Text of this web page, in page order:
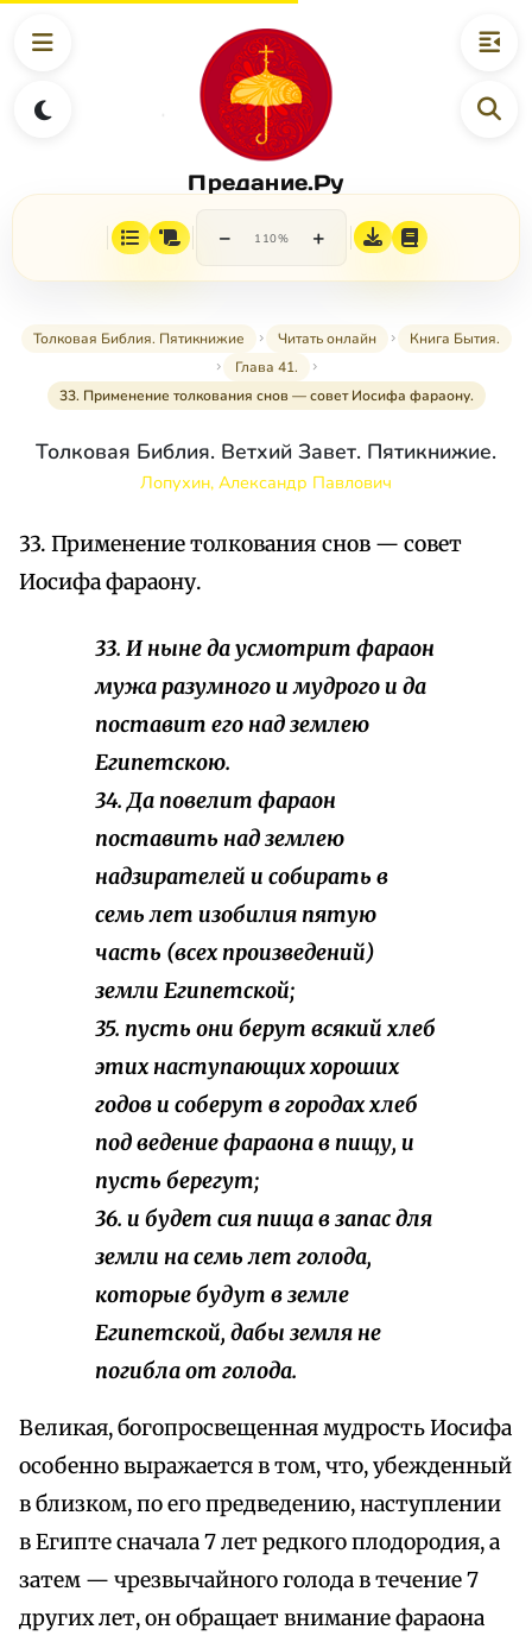
Предание.Ру
− 110% +
Толковая Библия. Пятикнижие Читать онлайн
Книга Бытия.
Глава 41.
33. Применение толкования снов — совет Иосифа фараону.
Толковая Библия. Ветхий Завет. Пятикнижие.
Лопухин, Александр Павлович
33. Применение толкования снов — совет
Иосифа фараону.
33. И ныне да усмотрит фараон
мужа разумного и мудрого и да
поставит его над землею
Египетскою.
34. Да повелит фараон
поставить над землею
надзирателей и собирать в
семь лет изобилия пятую
часть (всех произведений)
земли Египетской;
35. пусть они берут всякий хлеб
этих наступающих хороших
годов и соберут в городах хлеб
под ведение фараона в пищу, и
пусть берегут;
36. и будет сия пища в запас для
земли на семь лет голода,
которые будут в земле
Египетской, дабы земля не
погибла от голода.
Великая, богопросвещенная мудрость Иосифа
особенно выражается в том, что, убежденный
в близком, по его предведению, наступлении
в Египте сначала 7 лет редкого плодородия, а
затем — чрезвычайного голода в течение 7
других лет, он обращает внимание фараона